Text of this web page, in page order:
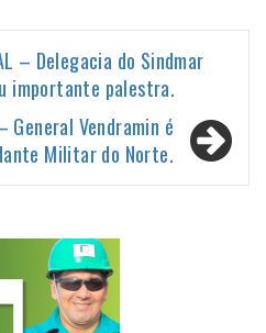
– Delegacia do Sindmar
importante palestra.
General Vendramin é
Militar do Norte.